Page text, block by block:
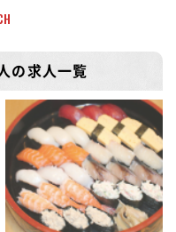
の求人一覧